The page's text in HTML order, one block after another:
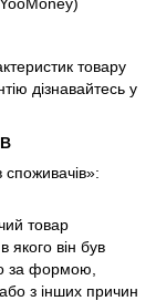
товару
дізнавайтесь у
споживачів»:
товар
якого він був
за формою,
з інших причин